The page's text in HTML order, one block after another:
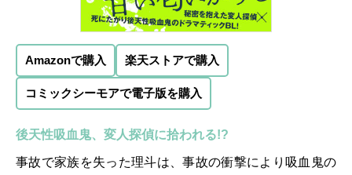
Amazonで購入 楽天ストアで購入
コミックシーモアで電子版を購入
後天性吸血鬼、変人探偵に拾われる!?
事故で家族を失った理斗は、事故の衝撃により吸血鬼の